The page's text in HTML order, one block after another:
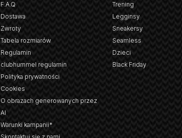
F.A.Q
Dostawa
Zwroty
Tabela rozmiarów
Regulamin
clubhummel regulamin
Polityka prywatności
Cookies
O obrazach generowanych przez
AI
Warunki kampanii*
Trening
Legginsy
Sneakersy
Seamless
Dzieci
Black Friday